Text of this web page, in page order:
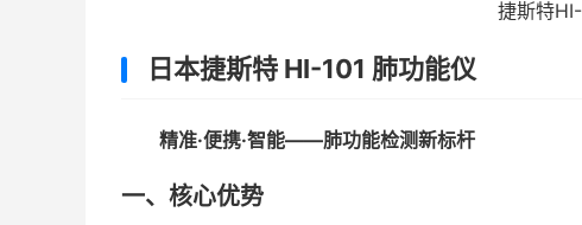
捷斯特
日本捷斯特 HI-101 肺功能仪
精准·便携·智能——肺功能检测新标杆
一、核心优势